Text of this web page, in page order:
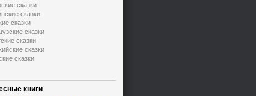
сказки
сказки
сказки
сказки
сказки
сказки
сказки
книги